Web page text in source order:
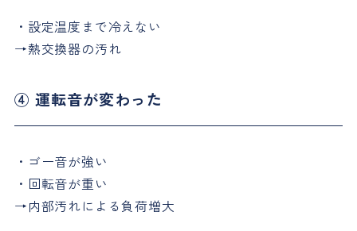
・設定温度まで冷えない
→熱交換器の汚れ
④ 運転音が変わった
・ゴー音が強い
・回転音が重い
→内部汚れによる負荷増大